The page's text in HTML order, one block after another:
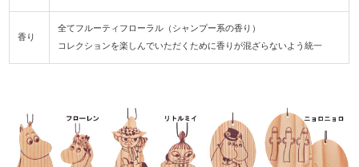
香り
全てフルーティフローラル（シャンプー系の香り）
コレクションを楽しんでいただくために香りが混ざらないよう統一